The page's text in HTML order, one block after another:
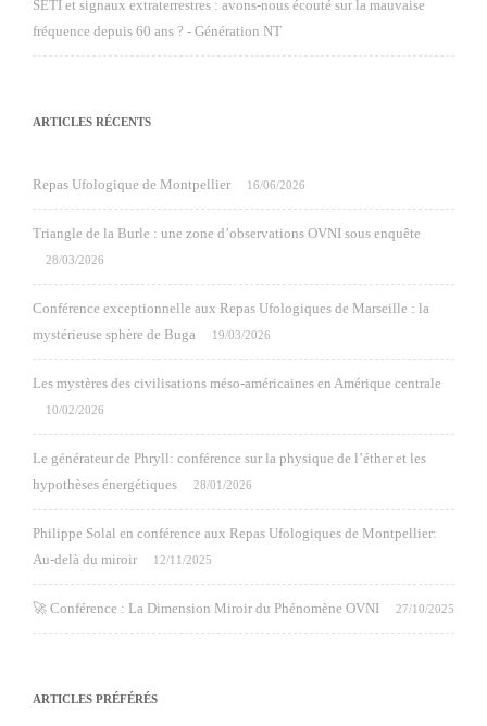
SETI et signaux extraterrestres : avons-nous écouté sur la mauvaise
fréquence depuis 60 ans ? - Génération NT
ARTICLES RÉCENTS
Repas Ufologique de Montpellier 16/06/2026
Triangle de la Burle : une zone d’observations OVNI sous enquête
28/03/2026
Conférence exceptionnelle aux Repas Ufologiques de Marseille : la
mystérieuse sphère de Buga
19/03/2026
Les mystères des civilisations méso-américaines en Amérique centrale
10/02/2026
Le générateur de Phryll: conférence sur la physique de l’éther et les
hypothèses énergétiques
28/01/2026
Philippe Solal en conférence aux Repas Ufologiques de Montpellier:
Au-delà du miroir
12/11/2025
🚀 Conférence : La Dimension Miroir du Phénomène OVNI 27/10/2025
ARTICLES PRÉFÉRÉS